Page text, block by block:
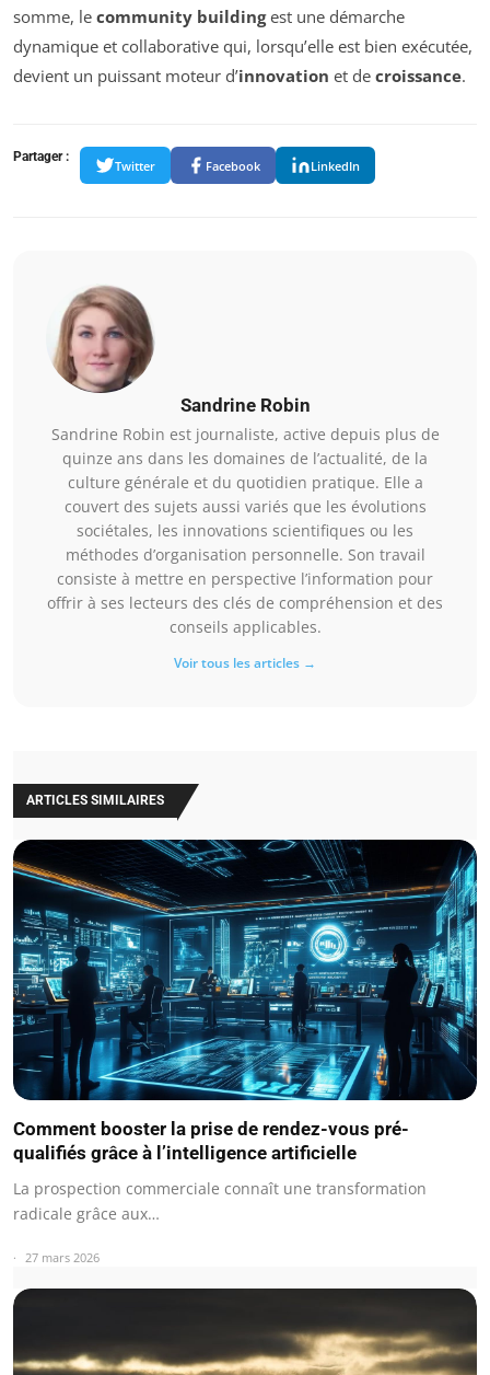
somme, le community buildingest une démarche
dynamique et collaborative qui, lorsqu’elle est bien exécutée,
devient un puissant moteur d’innovation et de croissance.
Partager :
Twitter Facebook LinkedIn
Sandrine Robin
Sandrine Robin est journaliste, active depuis plus de
quinze ans dans les domaines de l’actualité, de la
culture générale et du quotidien pratique. Elle a
couvert des sujets aussi variés que les évolutions
sociétales, les innovations scientifiques ou les
méthodes d’organisation personnelle. Son travail
consiste à mettre en perspective l’information pour
offrir à ses lecteurs des clés de compréhension et des
conseils applicables.
Voir tous les articles →
ARTICLES SIMILAIRES
Comment booster la prise de rendez-vous pré-
qualifiés grâce à l’intelligence artificielle
La prospection commerciale connaît une transformation
radicale grâce aux…
27 mars 2026